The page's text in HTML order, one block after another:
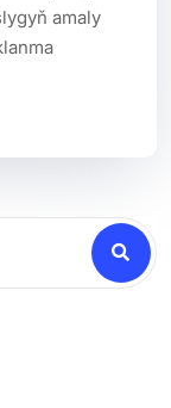
amaly